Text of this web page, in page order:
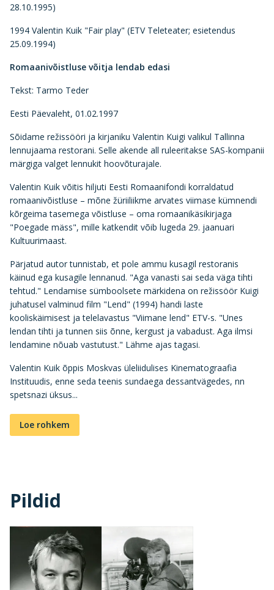
28.10.1995)
1994 Valentin Kuik "Fair play" (ETV Teleteater; esietendus
25.09.1994)
Romaanivõistluse võitja lendab edasi
Tekst: Tarmo Teder
Eesti Päevaleht, 01.02.1997
Sõidame režissööri ja kirjaniku Valentin Kuigi valikul Tallinna
lennujaama restorani. Selle akende all ruleeritakse SAS-kompanii
märgiga valget lennukit hoovõturajale.
Valentin Kuik võitis hiljuti Eesti Romaanifondi korraldatud
romaanivõistluse – mõne žüriiliikme arvates viimase kümnendi
kõrgeima tasemega võistluse – oma romaanikäsikirjaga
"Poegade mäss", mille katkendit võib lugeda 29. jaanuari
Kultuurimaast.
Pärjatud autor tunnistab, et pole ammu kusagil restoranis
käinud ega kusagile lennanud. "Aga vanasti sai seda väga tihti
tehtud." Lendamise sümboolsete märkidena on režissöör Kuigi
juhatusel valminud film "Lend" (1994) handi laste
kooliskäimisest ja telelavastus "Viimane lend" ETV-s. "Unes
lendan tihti ja tunnen siis õnne, kergust ja vabadust. Aga ilmsi
lendamine nõuab vastutust." Lähme ajas tagasi.
Valentin Kuik õppis Moskvas üleliidulises Kinematograafia
Instituudis, enne seda teenis sundaega dessantvägedes, nn
spetsnazi üksus...
Loe rohkem
Pildid